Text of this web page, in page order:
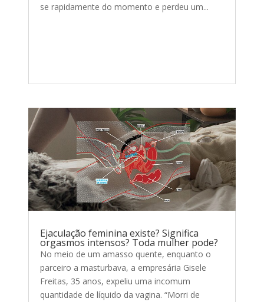
se rapidamente do momento e perdeu um...
Ejaculação feminina existe? Significa
orgasmos intensos? Toda mulher pode?
No meio de um amasso quente, enquanto o
parceiro a masturbava, a empresária Gisele
Freitas, 35 anos, expeliu uma incomum
quantidade de líquido da vagina. “Morri de